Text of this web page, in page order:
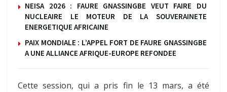
NEISA 2026 : FAURE GNASSINGBE VEUT FAIRE DU
NUCLEAIRE LE MOTEUR DE LA SOUVERAINETE
ENERGETIQUE AFRICAINE
PAIX MONDIALE : L’APPEL FORT DE FAURE GNASSINGBE
A UNE ALLIANCE AFRIQUE-EUROPE REFONDEE
Cette session, qui a pris fin le 13 mars, a été